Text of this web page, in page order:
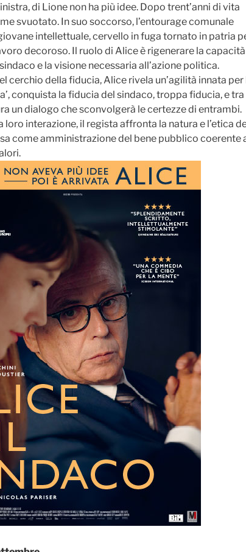
di Lione non ha più idee. Dopo trent’anni di vita
svuotato. In suo soccorso, l’entourage comunale
intellettuale, cervello in fuga tornato in patria
decoroso. Il ruolo di Alice è rigenerare la
e la visione necessaria all’azione politica.
cerchio della fiducia, Alice rivela un’agilità innata per
conquista la fiducia del sindaco, troppa fiducia, e tra
un dialogo che sconvolgerà le certezze di entrambi.
loro interazione, il regista affronta la natura e l’etica
come amministrazione del bene pubblico coerente